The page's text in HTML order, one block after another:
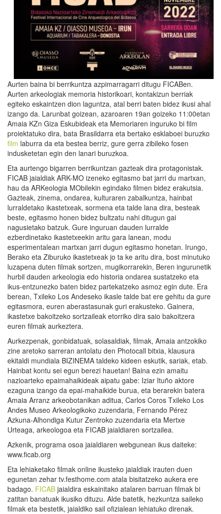
Aurten baina bi berrikuntza azpimarragarri ditugu FICABen.
Aurten arkeologiak memoria historikoari, kontakizun berriak
egiteko eskaintzen dion laguntza, atal berri baten bidez ikusi ahal
izango da. Larunbat goizean, azaroaren 19an goizeko 11:00etan
Amaia KZn Giza Eskubideak eta Memoriaren inguruko bi film
proiektatuko dira, bata Brasildarra eta bertako esklaboei buruzko
film laburra da eta bestea berriz, gure gerra zibileko fosen
indusketetan egin den lanari buruzkoa.
Eta aurtengo bigarren berrikuntzan gazteak dira protagonistak.
FICAB jaialdiak ARK-MO izeneko egitasmo bat jarri du martxan,
hau da ARKeologia MObilekin egindako filmen bidez erakutsia.
Gazteak, zinema, ondarea, kulturaren zabalkuntza, hainbat
lurraldetako ikastetxeak, sormena eta talde lana dira, besteak
beste, egitasmo honen bidez bultzatu nahi ditugun gai
nagusietako batzuk. Gure inguruan dauden lurralde
ezberdinetako ikastetxeekin aritu gara lanean, modu
esperimentalean martxan jarri dugun egitasmo honetan. Irungo,
Berako eta Ziburuko ikastetxeak jo ta ke aritu dira, bost minutuko
luzapena duten filmak sortzen, mugikorrarekin, Beren ingurunetik
hurbil dauden arkeologia edo historia ondarea sustatzeko eta
ikus-entzunezko baten bidez partekatzeko asmoz egin dute. Era
berean, Txileko Los Andeseko ikasle talde bat ere gehitu da gure
egitasmora, euren aberastasunak guri erakusteko. Gainera,
ikastetxe bakoitzeko sortzaileak etorriko dira saio bakoitzera
euren filmak aurkeztera.
Aurkezpenak, gonbidatuak, solasaldiak, filmak, Amaia antzokiko
zine aretoko sarreran antolatu den Photocall bitxia, klausura
ekitaldi mundiala BIZINEMA taldeko kideen eskutik, sariak, etab.
Hainbat kontu sei egun berezi hauetan! Baina ezin amaitu
nazioarteko epaimahaikideak aipatu gabe: Iziar Ituño aktore
ezaguna izango da epai-mahaikide burua, eta berarekin batera
Amaia Arranz arkeobotanikan aditua, Carlos Coros Txileko Los
Andes Museo Arkeologikoko zuzendaria, Fernando Pérez
Azkuna-Alhondiga Kutur Zentroko zuzendaria eta Mertxe
Urteaga, arkeologoa eta FICAB jaialdiaren sortzailea.
Azkenik, programa osoa jaialdiaren webgunean ikus daiteke:
www.ficab.org
Eta lehiaketako filmak online ikusteko jaialdiak irauten duen
egunetan zehar tv.festhome.com atala bisitatzeko aukera ere
badago. FICAB jaialdira eskainitako atalaren barruan filmak bi
zatitan banatuak ikusiko dituzu. Alde batetik, hezkuntza saileko
filmak eta bestetik, jaialdiko sail ofizialean lehiatuko direnak.